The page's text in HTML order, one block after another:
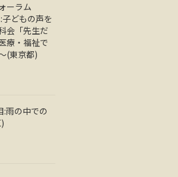
ーラム
どもの声を
会「先生だ
療・福祉で
(東京都)
:雨の中での